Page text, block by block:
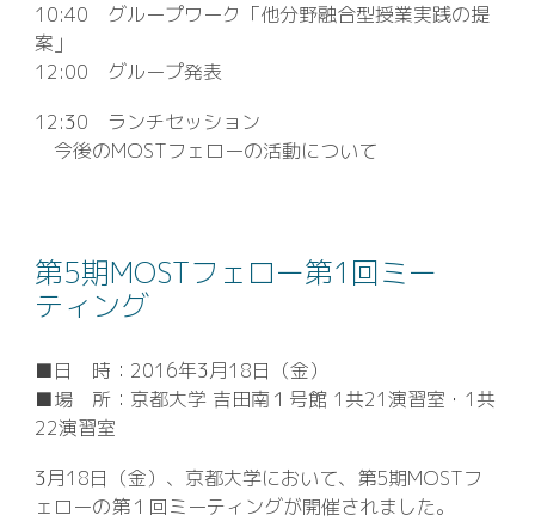
10:40 グループワーク「他分野融合型授業実践の提
案」
12:00 グループ発表
12:30 ランチセッション
今後のMOSTフェローの活動について
第5期MOSTフェロー第1 回ミー
ティング
■日 時：2016年3月18日（金）
■場 所：京都大学 吉田南１号館 1共21演習室・1共
22演習室
3月18日（金）、京都大学において、第5期MOSTフ
ェローの第１回ミーティングが開催されました。